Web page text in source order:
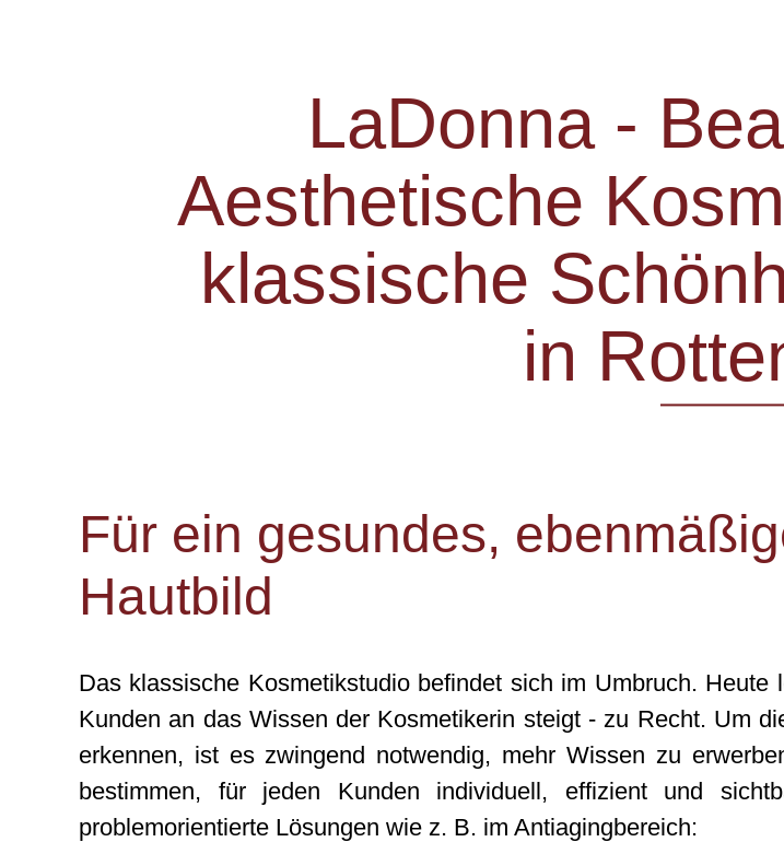
LaDonna -
Aesthetische
klassische
in
Für ein gesundes,
Hautbild
Das klassische Kosmetikstudio befindet sich im Umbruch.
Kunden an das Wissen der Kosmetikerin steigt - zu Recht. Um
erkennen, ist es zwingend notwendig, mehr Wissen zu
bestimmen, für jeden Kunden individuell, effizient und
problemorientierte Lösungen wie z. B. im Antiagingbereich: